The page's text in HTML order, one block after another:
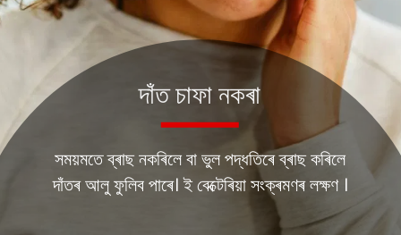
সময়মতে ব্ৰাছ নকৰিলে বা ভুল পদ্ধতিৰে ব্ৰাছ কৰিলে
দাঁতৰ আলু ফুলিব পাৰে। ই বেক্টেৰিয়া সংক্ৰমণৰ লক্ষণ ।
দাঁত চাফা নকৰা